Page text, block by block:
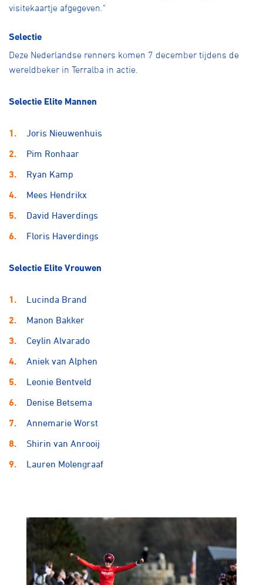
visitekaartje afgegeven."
Selectie
Deze Nederlandse renners komen 7 december tijdens de
wereldbeker in Terralba in actie.
Selectie Elite Mannen
Joris Nieuwenhuis
Pim Ronhaar
Ryan Kamp
Mees Hendrikx
David Haverdings
Floris Haverdings
Selectie Elite Vrouwen
Lucinda Brand
Manon Bakker
Ceylin Alvarado
Aniek van Alphen
Leonie Bentveld
Denise Betsema
Annemarie Worst
Shirin van Anrooij
Lauren Molengraaf